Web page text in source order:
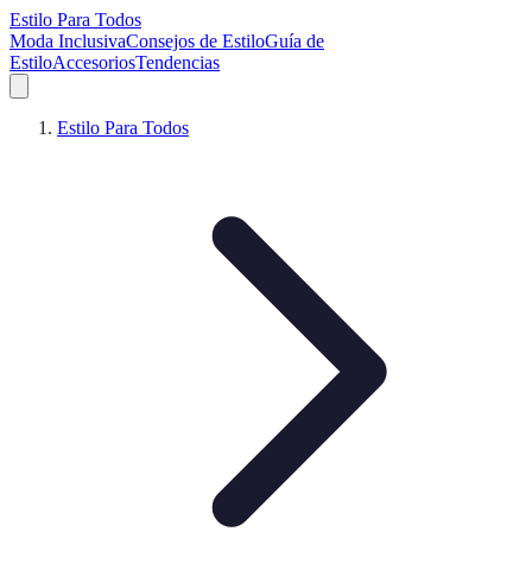
Estilo Para Todos
Moda InclusivaConsejos de EstiloGuía de
EstiloAccesoriosTendencias
Estilo Para Todos